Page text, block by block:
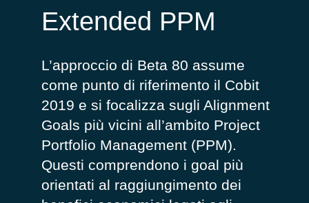
Extended PPM
L’approccio di Beta 80 assume
come punto di riferimento il Cobit
2019 e si focalizza sugli Alignment
Goals più vicini all’ambito Project
Portfolio Management (PPM).
Questi comprendono i goal più
orientati al raggiungimento dei